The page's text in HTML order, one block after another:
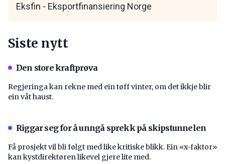
Eksfin - Eksportfinansiering Norge
Siste nytt
Den store kraftprøva
Regjeringa kan rekne med ein tøff vinter, om det ikkje blir
ein våt haust.
Riggar seg for å unngå sprekk på skipstunnelen
Få prosjekt vil bli følgt med like kritiske blikk. Ein «x-faktor»
kan kystdirektøren likevel gjere lite med.